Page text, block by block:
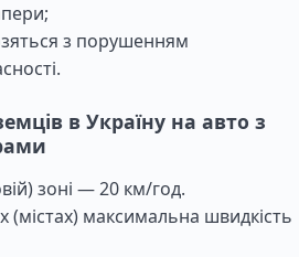
з порушенням
в Україну на авто з
зоні — 20 км/год.
(містах) максимальна швидкість